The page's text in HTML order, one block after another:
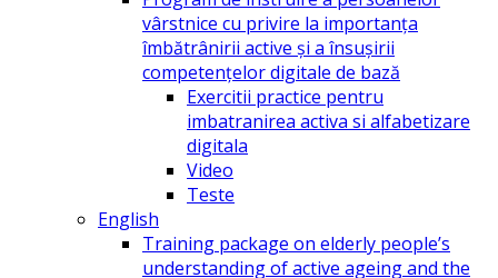
vârstnice cu privire la importanța
îmbătrânirii active și a însușirii
competențelor digitale de bază
Exercitii practice pentru
imbatranirea activa si alfabetizare
digitala
Video
Teste
English
Training package on elderly people’s
understanding of active ageing and the